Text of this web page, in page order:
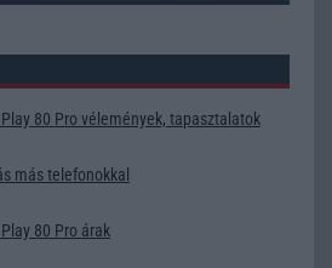
80 Pro vélemények, tapasztalatok
más telefonokkal
80 Pro árak